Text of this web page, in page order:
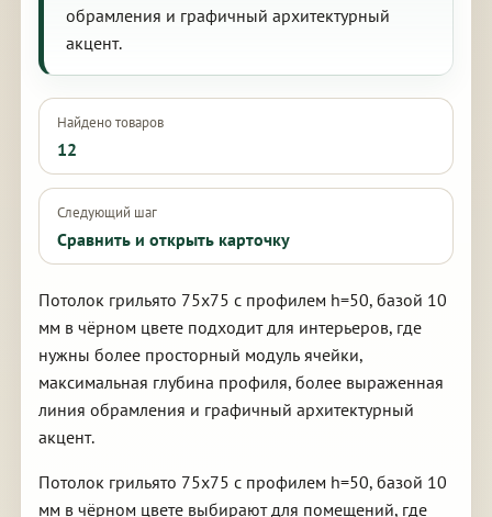
обрамления и графичный архитектурный
акцент.
Найдено товаров
12
Следующий шаг
Сравнить и открыть карточку
Потолок грильято 75х75 с профилем h=50, базой 10
мм в чёрном цвете подходит для интерьеров, где
нужны более просторный модуль ячейки,
максимальная глубина профиля, более выраженная
линия обрамления и графичный архитектурный
акцент.
Потолок грильято 75х75 с профилем h=50, базой 10
мм в чёрном цвете выбирают для помещений, где